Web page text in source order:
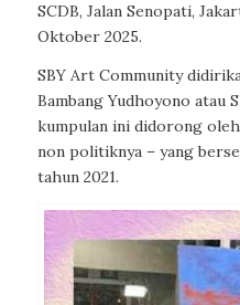
SCDB, Jalan Senopati,
Oktober 2025.
SBY Art Community
Bambang Yudhoyono atau
kumpulan ini didorong
non politiknya – yang
tahun 2021.